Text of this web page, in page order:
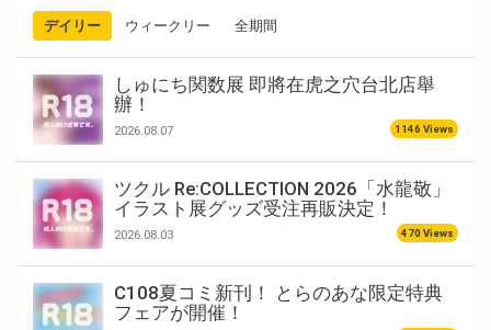
デイリー ウィークリー 全期間
しゅにち関数展 即將在虎之穴台北店舉
辦！
2026.08.07 1146 Views
ツクル Re:COLLECTION 2026「水龍敬」
イラスト展グッズ受注再販決定！
2026.08.03 470 Views
C108夏コミ新刊！ とらのあな限定特典
フェアが開催！